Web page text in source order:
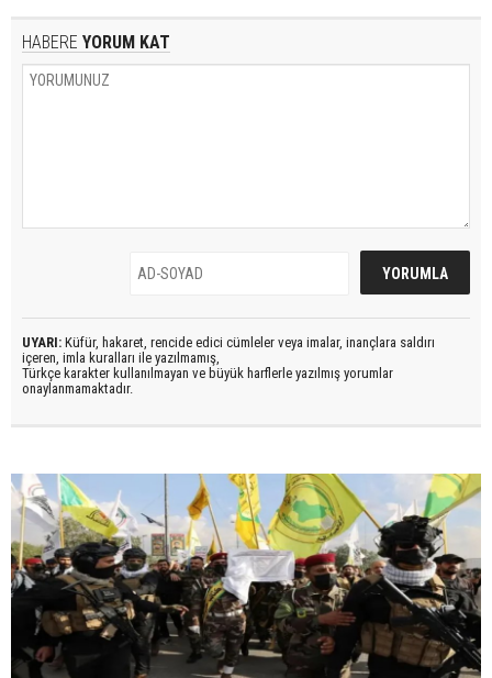
HABERE YORUM KAT
UYARI: Küfür, hakaret, rencide edici cümleler veya imalar, inançlara saldırı
içeren, imla kuralları ile yazılmamış,
Türkçe karakter kullanılmayan ve büyük harflerle yazılmış yorumlar
onaylanmamaktadır.